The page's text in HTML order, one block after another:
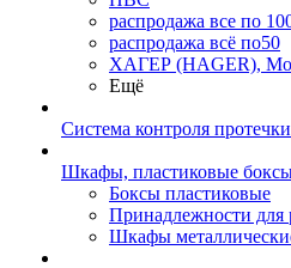
распродажа все по
распродажа всё по50
ХАГЕР (HAGER),
Ещё
Система контроля
Шкафы, пластиковые
Боксы пластиковые
Принадлежности для
Шкафы